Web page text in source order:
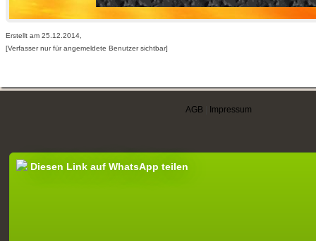
Erstellt am 25.12.2014,
[Verfasser nur für angemeldete Benutzer sichtbar]
AGB Impressum
Diesen Link auf WhatsApp teilen